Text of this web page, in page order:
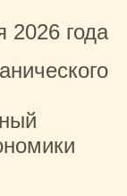
2026 года